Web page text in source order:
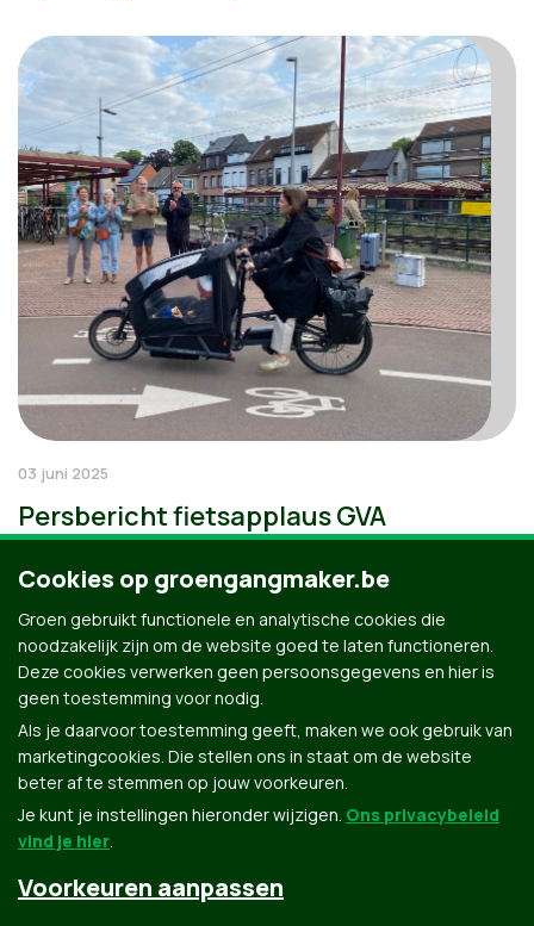
03 juni 2025
Persbericht fietsapplaus GVA
Groen.be
Cookies op groengangmaker.be
Groen gebruikt functionele en analytische cookies die
noodzakelijk zijn om de website goed te laten functioneren.
Deze cookies verwerken geen persoonsgegevens en hier is
geen toestemming voor nodig.
Als je daarvoor toestemming geeft, maken we ook gebruik van
marketingcookies. Die stellen ons in staat om de website
beter af te stemmen op jouw voorkeuren.
Je kunt je instellingen hieronder wijzigen. Ons privacybeleid
vind je hier.
Voorkeuren aanpassen